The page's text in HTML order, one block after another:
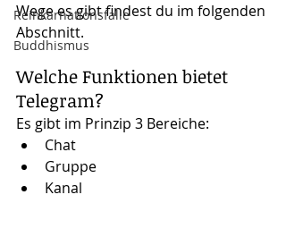
Reinkarnationsfalle
Buddhismus
Wege es gibt findest du im folgenden
Abschnitt.
Welche Funktionen bietet
Telegram?
Es gibt im Prinzip 3 Bereiche:
Chat
Gruppe
Kanal